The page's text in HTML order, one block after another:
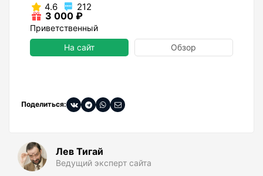
4.6 212
3 000 ₽
Приветственный
На сайт
Обзор
Поделиться:
Лев Тигай
Ведущий эксперт сайта